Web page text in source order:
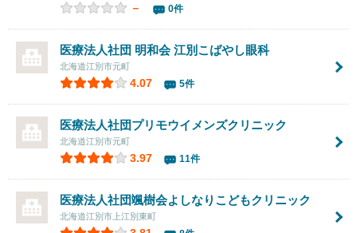
－ 0件
医療法人社団 明和会 江別こばやし眼科
北海道江別市元町
4.07 5件
医療法人社団プリモウイメンズクリニック
北海道江別市元町
3.97 11件
医療法人社団颯樹会よしなりこどもクリニック
北海道江別市上江別東町